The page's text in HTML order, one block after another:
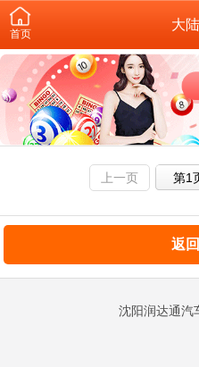
首页
大
上一页 第1
返
沈阳润达通汽